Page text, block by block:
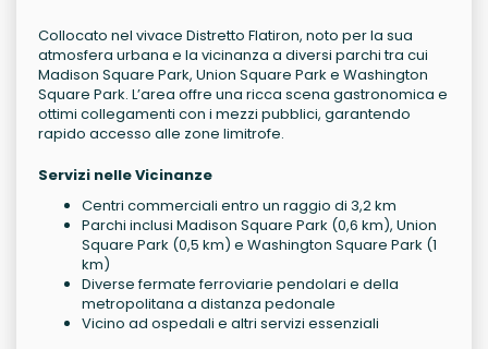
Collocato nel vivace Distretto Flatiron, noto per la sua
atmosfera urbana e la vicinanza a diversi parchi tra cui
Madison Square Park, Union Square Park e Washington
Square Park. L’area offre una ricca scena gastronomica e
ottimi collegamenti con i mezzi pubblici, garantendo
rapido accesso alle zone limitrofe.
Servizi nelle Vicinanze
Centri commerciali entro un raggio di 3,2 km
Parchi inclusi Madison Square Park (0,6 km), Union
Square Park (0,5 km) e Washington Square Park (1
km)
Diverse fermate ferroviarie pendolari e della
metropolitana a distanza pedonale
Vicino ad ospedali e altri servizi essenziali